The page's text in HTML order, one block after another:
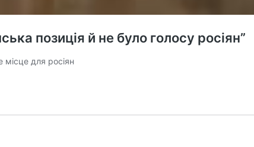
позиція й не було голосу росіян”
місце для росіян